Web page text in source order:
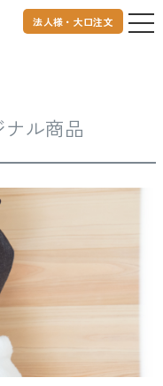
法人様・大口注文
お名前刺繍名入れタオル
ル商品